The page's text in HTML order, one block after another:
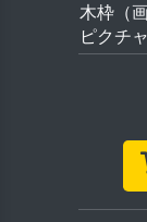
木枠（画
ピクチ